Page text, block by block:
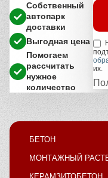
Собственный
автопарк
доставки
Выгодная цена
Помогаем
рассчитать
нужное
количество
их.
БЕТОН
МОНТАЖНЫЙ